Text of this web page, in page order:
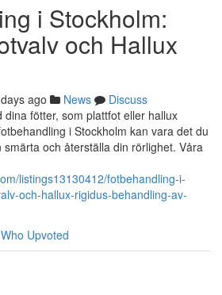
i Stockholm:
och Hallux
ago News
Discuss
dina fötter, som plattfot eller hallux
i Stockholm kan vara det du
och återställa din rörlighet. Våra
listings13130412/fotbehandling-i-
och-hallux-rigidus-behandling-av-
Who Upvoted